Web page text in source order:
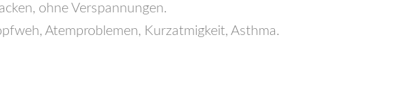
ohne Verspannungen.
Atemproblemen, Kurzatmigkeit, Asthma.